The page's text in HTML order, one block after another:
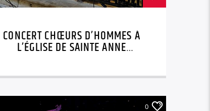
CONCERT CHŒURS D’HOMMES À
L’ÉGLISE DE SAINTE ANNE
0